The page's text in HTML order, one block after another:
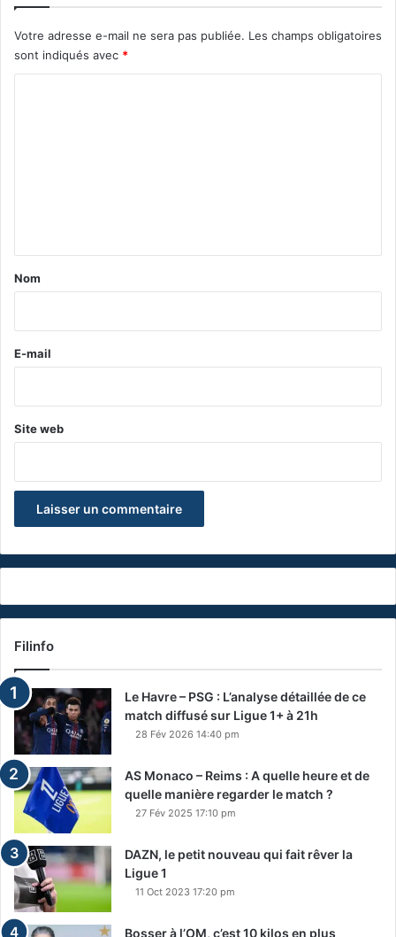
Votre adresse e-mail ne sera pas publiée. Les champs obligatoires
sont indiqués avec *
a
e
Nom
E-mail
Site web
Filinfo
Le Havre – PSG : L’analyse détaillée de ce
match diffusé sur Ligue 1+ à 21h
28 Fév 2026 14:40 pm
AS Monaco – Reims : A quelle heure et de
quelle manière regarder le match ?
27 Fév 2025 17:10 pm
DAZN, le petit nouveau qui fait rêver la
Ligue 1
11 Oct 2023 17:20 pm
Bosser à l’OM, c’est 10 kilos en plus